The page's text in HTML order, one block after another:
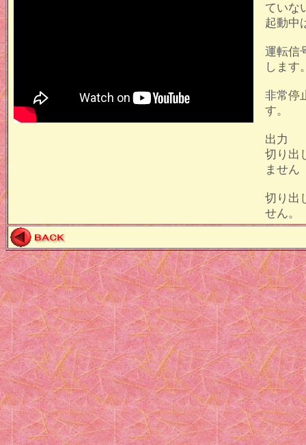
ていな
起動中
運転信
します
非常停
す。
出力
切り出
ません
切り出
せん。